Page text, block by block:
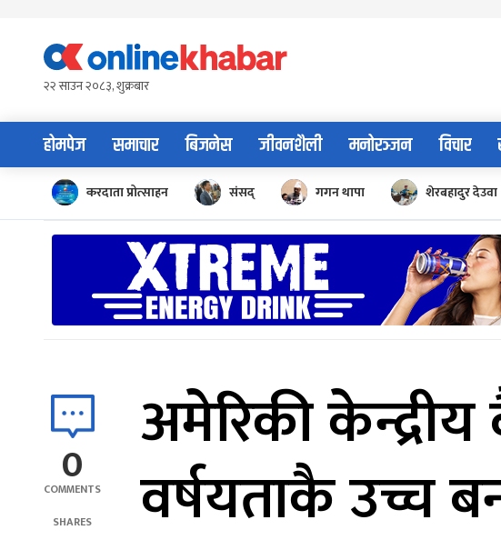
content२२ साउन २०८३, शुक्रबार
होमपेज समाचार बिजनेस जीवनशैली मनोरञ्जन विचार
करदाता प्रोत्साहन संसद् गगन थापा शेरबहादुर देउवा
0
COMMENTS
SHARES
अमेरिकी
वर्षयताकै उच्च